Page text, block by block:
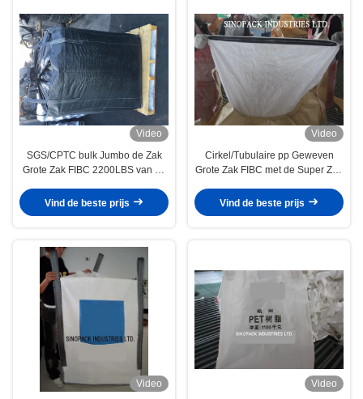
Video
SGS/CPTC bulk Jumbo de Zak
Grote Zak FIBC 2200LBS van pp
Vind de beste prijs
Video
Cirkel/Tubulaire pp Geweven
Grote Zak FIBC met de Super Zak
Vind de beste prijs
Video
Video